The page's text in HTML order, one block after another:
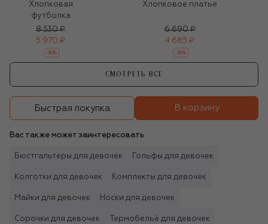
Хлопковая
футболка
8 530 ₽
5 970 ₽
-30%
Хлопковое платье
6 690 ₽
4 685 ₽
-30%
СМОТРЕТЬ ВСЕ
Быстрая покупка В корзину
Вас также может заинтересовать
Бюстгальтеры для девочек Гольфы для девочек
Колготки для девочек Комплекты для девочек
Майки для девочек Носки для девочек
Сорочки для девочек Термобельё для девочек